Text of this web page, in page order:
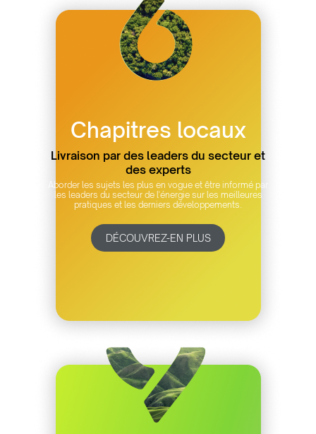
Chapitres locaux
Livraison par des leaders du secteur et
des experts
Aborder les sujets les plus en vogue et être informé par
les leaders du secteur de l'énergie sur les meilleures
pratiques et les derniers développements.
DÉCOUVREZ-EN PLUS